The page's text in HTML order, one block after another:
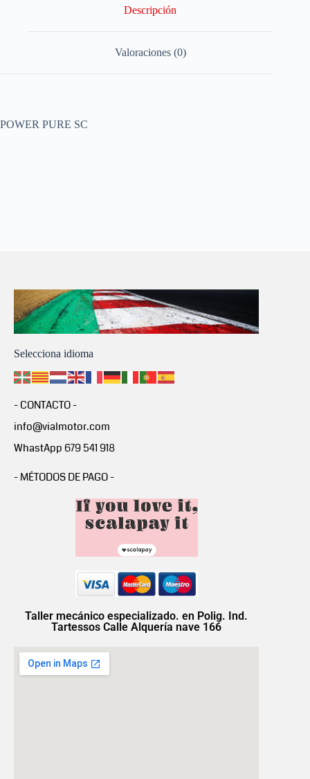
Descripción
Valoraciones (0)
POWER PURE SC
Selecciona idioma
- CONTACTO -
info@vialmotor.com
WhastApp 679 541 918
- MÉTODOS DE PAGO -
Taller mecánico especializado. en Polig. Ind.
Tartessos Calle Alquería nave 166